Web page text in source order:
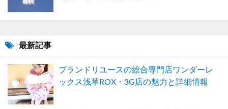
最新記事
ブランドリユースの総合専門店ワンダーレ
ックス浅草ROX・3G店の魅力と詳細情報